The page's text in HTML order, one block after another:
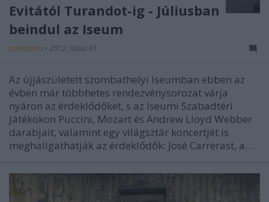
Evitától Turandot-ig - Júliusban
beindul az Iseum
szinhazhu • 2012. július 01.
Az újjászületett szombathelyi Iseumban ebben az
évben már többhetes rendezvénysorozat várja
nyáron az érdeklődőket, s az Iseumi Szabadtéri
Játékokon Puccini, Mozart és Andrew Lloyd Webber
darabjait, valamint egy világsztár koncertjét is
meghallgathatják az érdeklődők: José Carrerast, a…